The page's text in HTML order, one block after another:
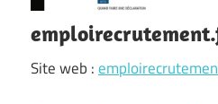
Site web :